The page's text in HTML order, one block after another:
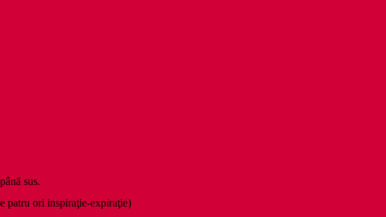
sus.
patru ori inspiraţie-expiraţie)